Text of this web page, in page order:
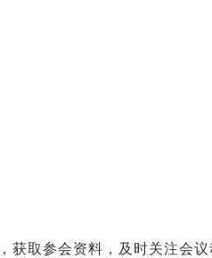
获取参会资料，及时关注会